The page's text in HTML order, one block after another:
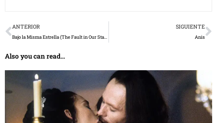
Prev
ANTERIOR
Bajo la Misma Estrella (The Fault in Our Stars)
SIGUIENTE
Anis
Also you can read...